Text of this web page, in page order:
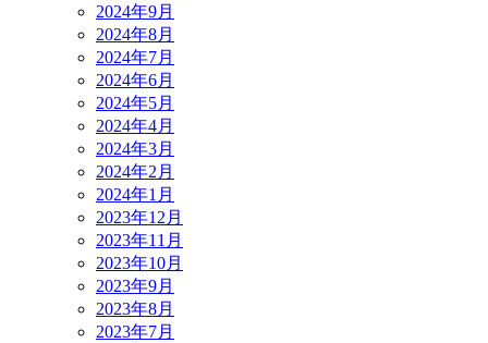
2024年9月
2024年8月
2024年7月
2024年6月
2024年5月
2024年4月
2024年3月
2024年2月
2024年1月
2023年12月
2023年11月
2023年10月
2023年9月
2023年8月
2023年7月